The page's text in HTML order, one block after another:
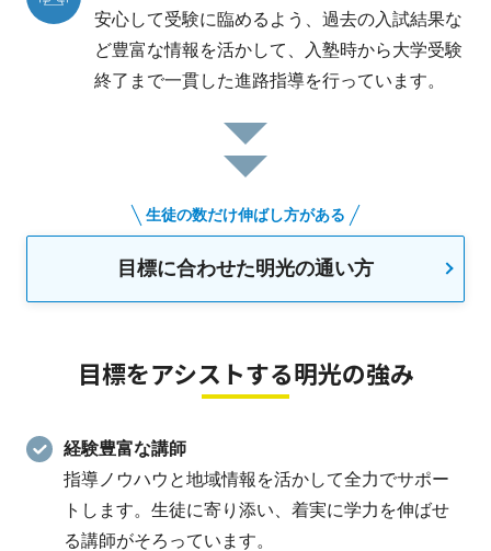
安心して受験に臨めるよう、過去の入試結果な
ど豊富な情報を活かして、入塾時から大学受験
終了まで一貫した進路指導を行っています。
生徒の数だけ伸ばし方がある
目標に合わせた明光の通い方
目標をアシストする明光の強み
経験豊富な講師
指導ノウハウと地域情報を活かして全力でサポー
トします。生徒に寄り添い、着実に学力を伸ばせ
る講師がそろっています。